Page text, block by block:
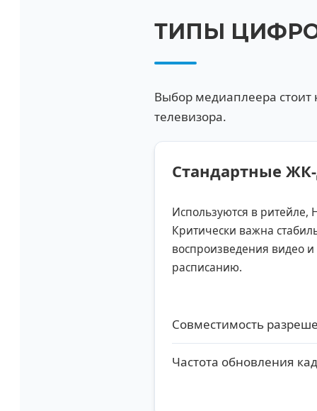
ТИПЫ
Выбор медиаплеера стоит
телевизора.
Стандартные
Используются в ритейле,
Критически важна
воспроизведения видео
расписанию.
Совместимость
Частота обновления